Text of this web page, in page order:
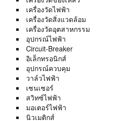
เครื่องวัดไฟฟ้า
เครื่องวัดสิ่งแวดล้อม
เครื่องวัดอุตสาหกรรม
อุปกรณ์ไฟฟ้า
Circuit-Breaker
อิเล็กทรอนิกส์
อุปกรณ์ควบคุม
วาล์วไฟฟ้า
เซนเซอร์
สวิทซ์ไฟฟ้า
มอเตอร์ไฟฟ้า
นิวเมติกส์